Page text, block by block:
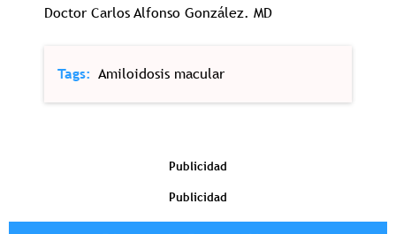
Doctor Carlos Alfonso González. MD
Tags Amiloidosis macular
Publicidad
Publicidad